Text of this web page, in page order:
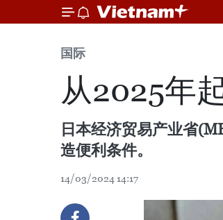
国际
从2025年
日本经济贸易产业省
造便利条件。
14/03/2024 14:17